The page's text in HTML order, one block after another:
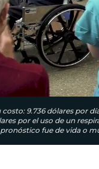
9.736 dólares por
por el uso de un
fue de vida o